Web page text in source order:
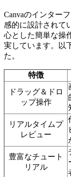
Canvaのインター
感的に設計されて
心とした簡単な操
実しています。以
た。
特徴
ドラッグ＆ドロ
ップ操作
リアルタイムプ
レビュー
豊富なチュート
リアル